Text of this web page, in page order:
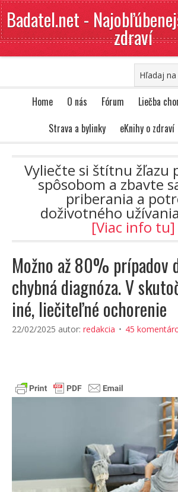
Badatel.net -
zdraví
Home O nás Fórum Liečba
Strava a bylinky
eKnihy o zdraví
Vyliečte si štítnu žľazu
spôsobom a zbavte
priberania a
doživotného
[Viac info tu]
Možno až 80% prípadov
chybná diagnóza. V
iné, liečiteľné ochorenie
22/02/2025 autor: redakcia 45